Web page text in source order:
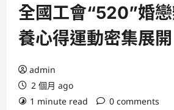
全國工會“520”婚
養心得運動密集展開
admin
2 個月 ago
1 minute read
0 comments